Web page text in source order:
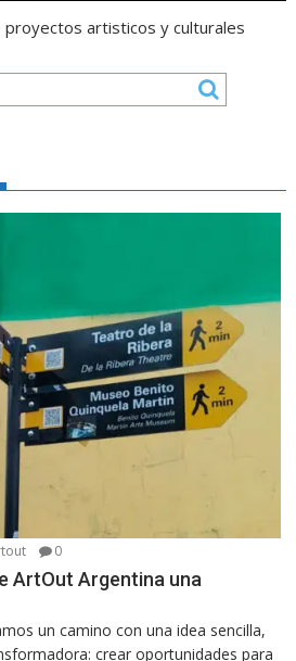
proyectos artisticos y culturales
0
ArtOut Argentina una
un camino con una idea sencilla,
crear oportunidades para